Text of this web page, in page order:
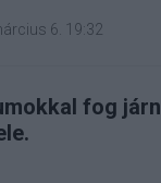
6. 19:32
fog